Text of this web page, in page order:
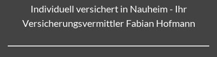
Individuell versichert in Nauheim - Ihr
Versicherungsvermittler Fabian Hofmann